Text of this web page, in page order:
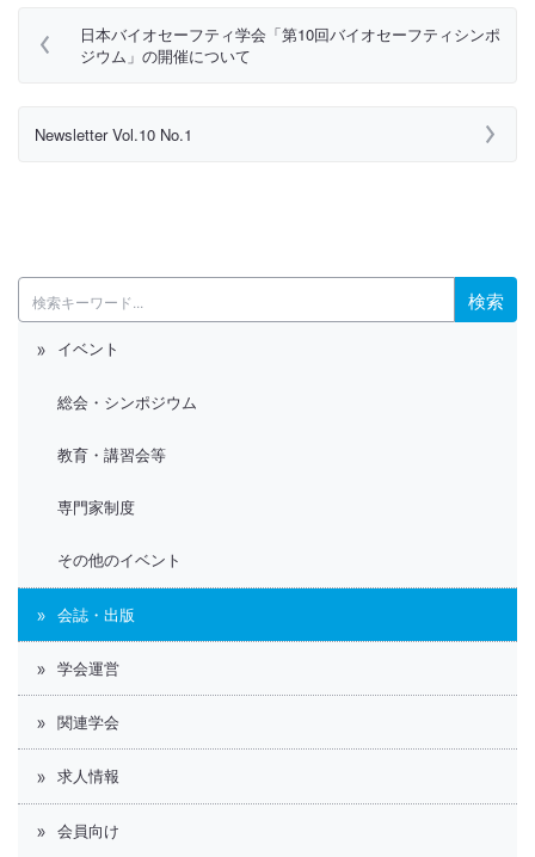
日本バイオセーフティ学会「第10回バイオセーフティシンポ
ジウム」の開催について
Newsletter Vol.10 No.1
検索
イベント
総会・シンポジウム
教育・講習会等
専門家制度
その他のイベント
会誌・出版
学会運営
関連学会
求人情報
会員向け